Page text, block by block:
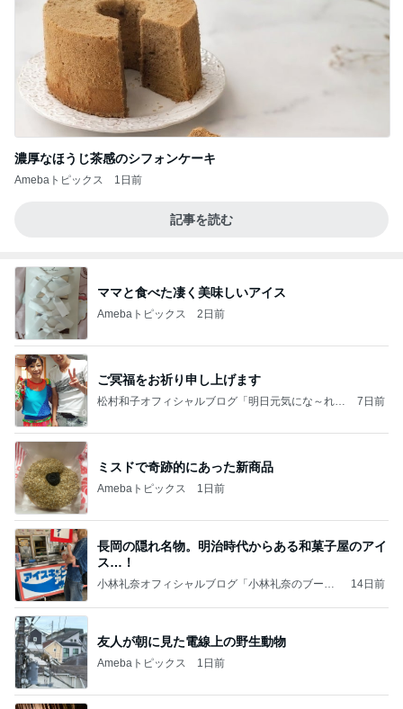
濃厚なほうじ茶感のシフォンケーキ
Amebaトピックス 1日前
記事を読む
ママと食べた凄く美味しいアイス
Amebaトピックス 2日前
ご冥福をお祈り申し上げます
松村和子オフィシャルブログ「明日元気にな～れ」
7日前
ミスドで奇跡的にあった新商品
Amebaトピックス 1日前
長岡の隠れ名物。明治時代からある和菓子屋のアイ
ス…！
小林礼奈オフィシャルブログ「小林礼奈のブーブ
14日前
友人が朝に見た電線上の野生動物
Amebaトピックス 1日前